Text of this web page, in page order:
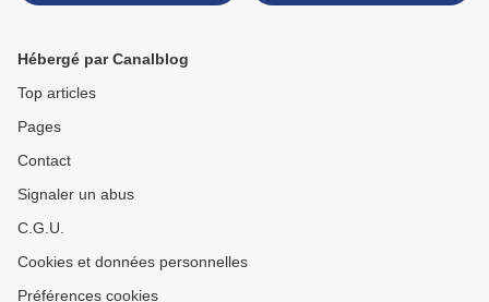
Hébergé par Canalblog
Top articles
Pages
Contact
Signaler un abus
C.G.U.
Cookies et données personnelles
Préférences cookies